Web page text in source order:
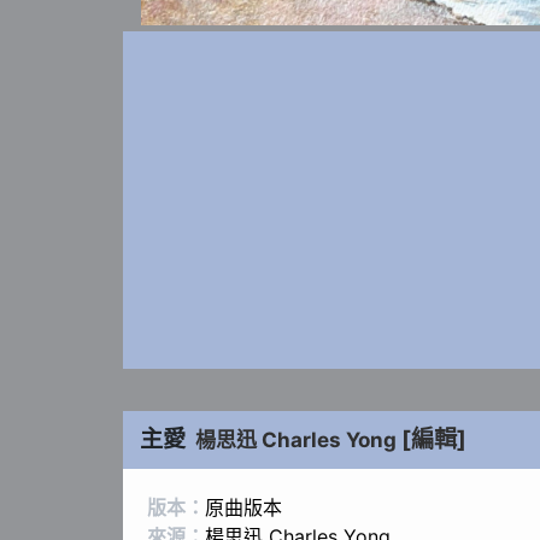
主愛 楊思迅 Charles Yong [編輯]
版本： 原曲版本